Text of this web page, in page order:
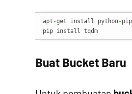
apt -get install python-pip
pip install tqdm
Buat Bucket Baru